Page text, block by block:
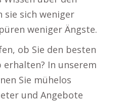
sie sich weniger
weniger Ängste.
ob Sie den besten
In unserem
Sie mühelos
und Angebote